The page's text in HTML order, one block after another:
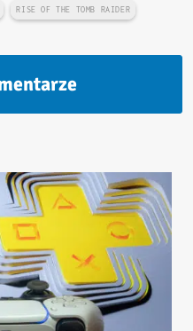
RISE OF THE TOMB RAIDER